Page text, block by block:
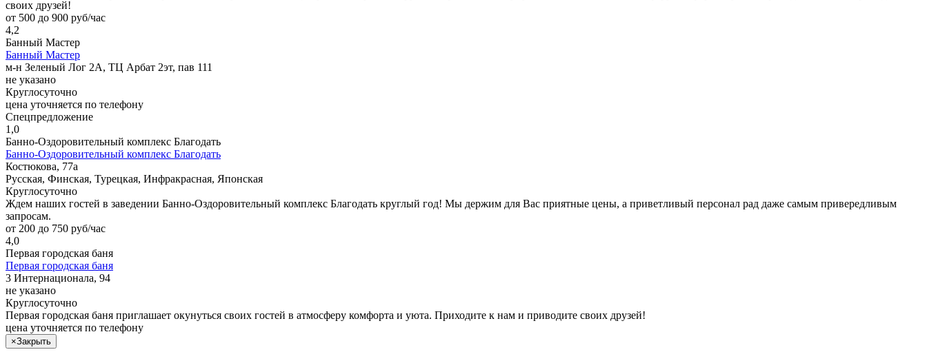
своих друзей!
от 500 до 900 руб/час
4,2
Банный Мастер
Банный Мастер
м-н Зеленый Лог 2А, ТЦ Арбат 2эт, пав 111
не указано
Круглосуточно
цена уточняется по телефону
Спецпредложение
1,0
Банно-Оздоровительный комплекс Благодать
Банно-Оздоровительный комплекс Благодать
Костюкова, 77а
Русская, Финская, Турецкая, Инфракрасная, Японская
Круглосуточно
Ждем наших гостей в заведении Банно-Оздоровительный комплекс Благодать круглый год! Мы держим для Вас приятные цены, а приветливый персонал рад даже самым привередливым
запросам.
от 200 до 750 руб/час
4,0
Первая городская баня
Первая городская баня
3 Интернационала, 94
не указано
Круглосуточно
Первая городская баня приглашает окунуться своих гостей в атмосферу комфорта и уюта. Приходите к нам и приводите своих друзей!
цена уточняется по телефону
×Закрыть